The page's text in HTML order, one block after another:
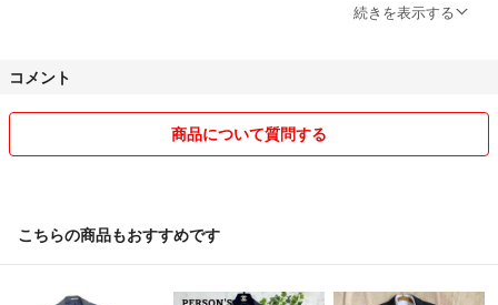
どうぞ安心してご覧ください。
続きを表示する
コメント
商品について質問する
こちらの商品もおすすめです